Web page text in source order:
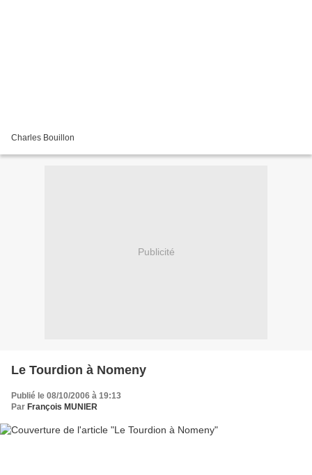
Charles Bouillon
Publicité
Le Tourdion à Nomeny
Publié le 08/10/2006 à 19:13
Par François MUNIER